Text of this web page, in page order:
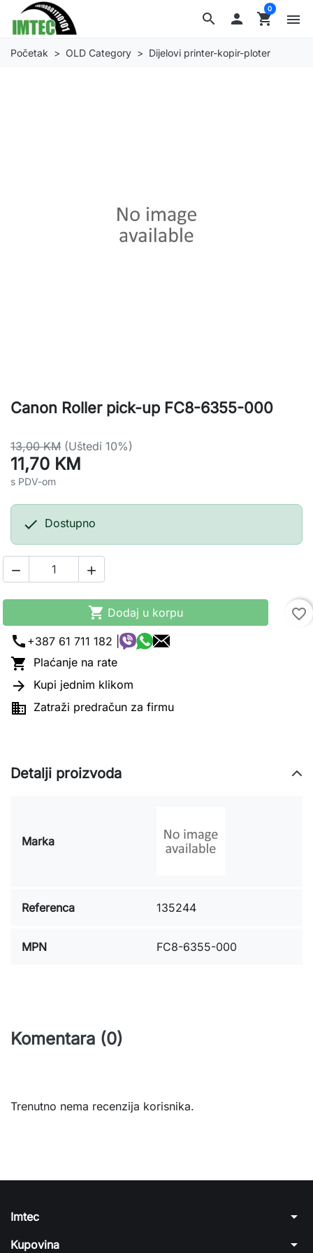
search  shopping_cart
0
menu
Početak OLD Category Dijelovi printer-kopir-ploter
Canon Roller pick-up FC8-6355-000
13,00 KM (Uštedi 10%)
11,70 KM
s PDV-om
 Dostupno
 
 Dodaj u korpu
favorite_border
call +387 61 711 182 |
 Plaćanje na rate
 Kupi jednim klikom
 Zatraži predračun za firmu
Detalji proizvoda
Marka
Referenca 135244
MPN FC8-6355-000
Komentara (0)
Trenutno nema recenzija korisnika.
Imtec arrow_drop_down
Kupovina arrow_drop_down